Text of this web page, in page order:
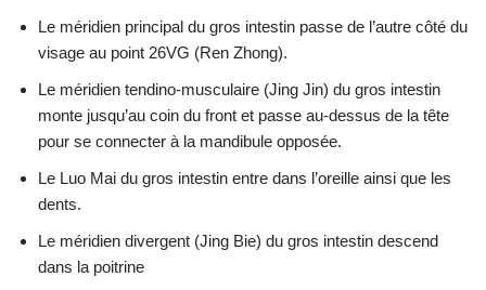
Le méridien principal du gros intestin passe de l’autre côté du
visage au point 26VG (Ren Zhong).
Le méridien tendino-musculaire (Jing Jin) du gros intestin
monte jusqu’au coin du front et passe au-dessus de la tête
pour se connecter à la mandibule opposée.
Le Luo Mai du gros intestin entre dans l’oreille ainsi que les
dents.
Le méridien divergent (Jing Bie) du gros intestin descend
dans la poitrine